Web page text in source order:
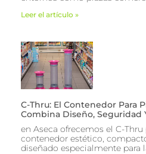
Leer el artículo »
C-Thru: El Contenedor Para
Combina Diseño, Seguridad
en Aseca ofrecemos el C-Thru
contenedor estético,
diseñado especialmente para